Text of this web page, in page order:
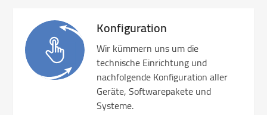
Konfiguration
Wir kümmern uns um die
technische Einrichtung und
nachfolgende Konfiguration aller
Geräte, Softwarepakete und
Systeme.